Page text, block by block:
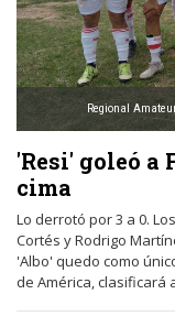
Regional
'Resi' goleó a
cima
Lo derrotó por 3 a 0.
Cortés y Rodrigo
'Albo' quedo como
de América, clasificará